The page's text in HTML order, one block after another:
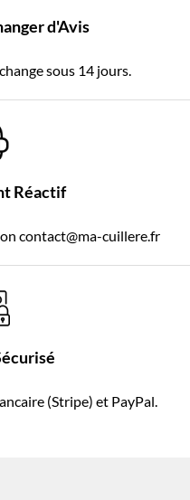
d'Avis
sous 14 jours.
Réactif
contact@ma-cuillere.fr
(Stripe) et PayPal.